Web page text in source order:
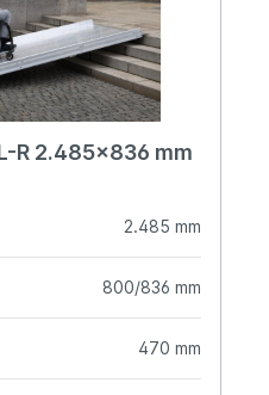
R 2.485x836 mm
2.485 mm
800/836 mm
470 mm